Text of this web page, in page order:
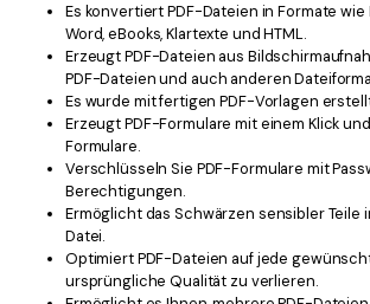
Es konvertiert PDF-Dateien in Formate wie
Word, eBooks, Klartexte und HTML.
Erzeugt PDF-Dateien aus
PDF-Dateien und auch anderen
Es wurde mit fertigen PDF-Vorlagen
Erzeugt PDF-Formulare mit einem Klick
Formulare.
Verschlüsseln Sie PDF-Formulare mit
Berechtigungen.
Ermöglicht das Schwärzen sensibler Teile
Datei.
Optimiert PDF-Dateien auf jede
ursprüngliche Qualität zu verlieren.